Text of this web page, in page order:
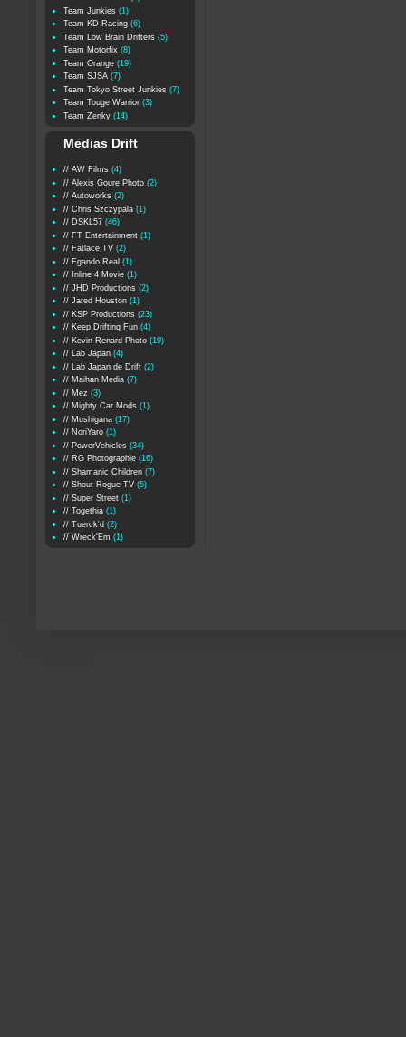
Team Junkies (1)
Team KD Racing (6)
Team Low Brain Drifters (5)
Team Motorfix (8)
Team Orange (19)
Team SJSA (7)
Team Tokyo Street Junkies (7)
Team Touge Warrior (3)
Team Zenky (14)
Medias Drift
// AW Films (4)
// Alexis Goure Photo (2)
// Autoworks (2)
// Chris Szczypala (1)
// DSKL57 (46)
// FT Entertainment (1)
// Fatlace TV (2)
// Fgando Real (1)
// Inline 4 Movie (1)
// JHD Productions (2)
// Jared Houston (1)
// KSP Productions (23)
// Keep Drifting Fun (4)
// Kevin Renard Photo (19)
// Lab Japan (4)
// Lab Japan de Drift (2)
// Maihan Media (7)
// Mez (3)
// Mighty Car Mods (1)
// Mushigana (17)
// NoriYaro (1)
// PowerVehicles (34)
// RG Photographie (16)
// Shamanic Children (7)
// Shout Rogue TV (5)
// Super Street (1)
// Togethia (1)
// Tuerck'd (2)
// Wreck'Em (1)